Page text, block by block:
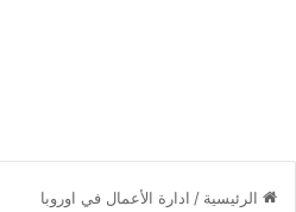
الرئيسية / ادارة الأعمال في اوروبا